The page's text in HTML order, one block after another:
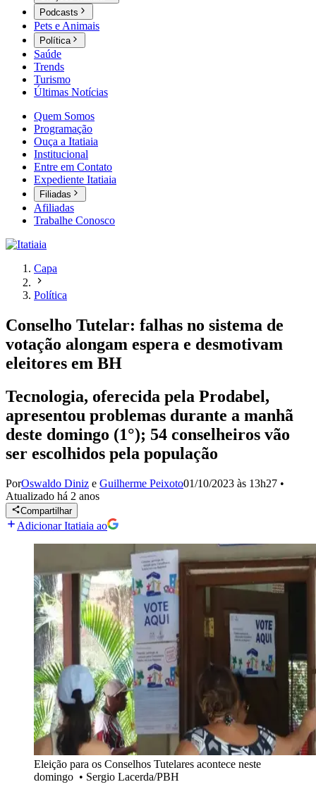
Podcasts
Pets e Animais
Política
Saúde
Trends
Turismo
Últimas Notícias
Quem Somos
Programação
Ouça a Itatiaia
Institucional
Entre em Contato
Expediente Itatiaia
Filiadas
Afiliadas
Trabalhe Conosco
Capa
Política
Conselho Tutelar: falhas no sistema de
votação alongam espera e desmotivam
eleitores em BH
Tecnologia, oferecida pela Prodabel,
apresentou problemas durante a manhã
deste domingo (1°); 54 conselheiros vão
ser escolhidos pela população
PorOswaldo Diniz e Guilherme Peixoto01/10/2023 às 13h27 •
Atualizado há 2 anos
Compartilhar
Adicionar Itatiaia ao
Eleição para os Conselhos Tutelares acontece neste
domingo • Sergio Lacerda/PBH